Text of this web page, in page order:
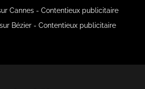
Cannes - Contentieux publicitaire
Bézier - Contentieux publicitaire